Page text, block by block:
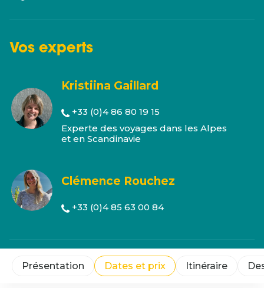
Vos experts
Kristiina Gaillard
+33 (0)4 86 80 19 15
Experte des voyages dans les Alpes
et en Scandinavie
Clémence Rouchez
+33 (0)4 85 63 00 84
Présentation Dates et prix Itinéraire